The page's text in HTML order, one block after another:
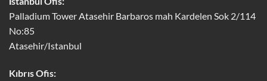
Palladium Tower Atasehir Barbaros mah Kardelen Sok 2/114
No:85
Atasehir/Istanbul
Kıbrıs Ofis: